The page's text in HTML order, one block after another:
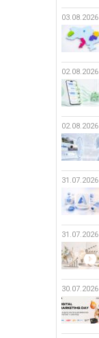
03.08.2026
02.08.2026
02.08.2026
31.07.2026
31.07.2026
30.07.2026